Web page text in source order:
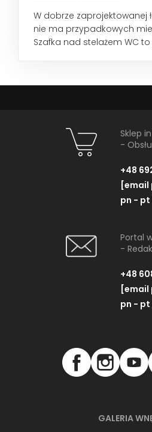
W dobrze zaprojektowanej
nie ma przypadkowych
Szafka nad stelażem WC to
GALERIA
Sklep
-
+48
pn - pt
Portal
-
+48
pn - pt